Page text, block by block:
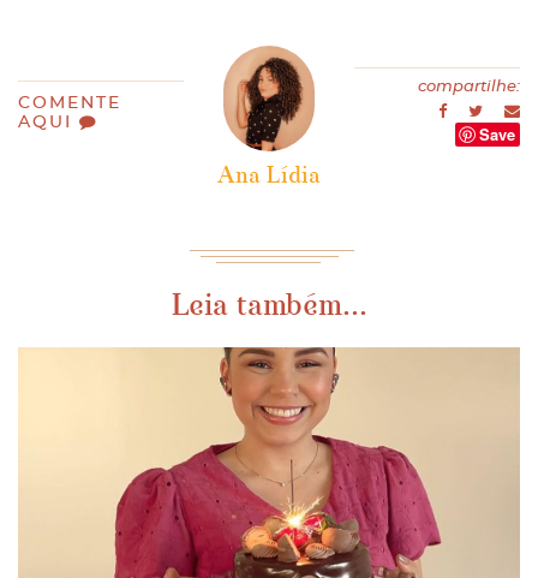
COMENTE
AQUI
Ana Lídia
compartilhe:
Save
Leia também...